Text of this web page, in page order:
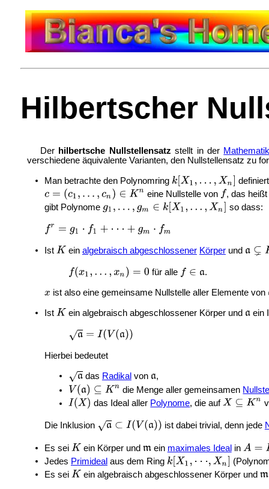
Hilbertscher
Der hilbertsche Nullstellensatz stellt in der
verschiedene äquivalente Varianten, den Nullstellensatz zu
Man betrachte den Polynomring
eine Nullstelle von
, das heißt
gibt Polynome
so dass:
Ist ein algebraisch abgeschlossener Körperund
für alle .
ist also eine gemeinsame Nullstelle aller Elemente von
Ist ein algebraisch abgeschlossener Körper und ein
Hierbei bedeutet
das Radikalvon
,
die Menge aller gemeinsamen
das Ideal aller Polynome, die auf
Die Inklusion ist dabei trivial, denn jede
Es sei ein Körper und ein maximales Idealin
Jedes Primidealaus dem Ring
Es sei
ein algebraisch abgeschlossener Körper und